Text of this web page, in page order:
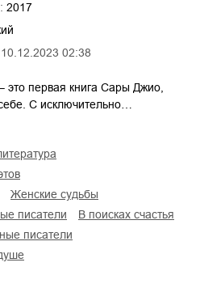
10.12.2023 02:38
2017
это первая книга Сары Джио,
С исключительно…
женские судьбы
писатели
в поисках счастья
писатели